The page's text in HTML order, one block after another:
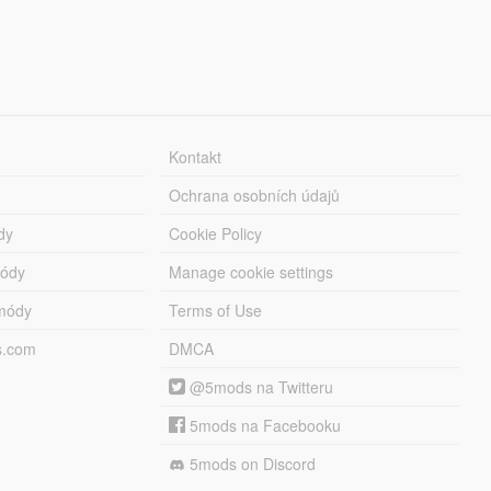
Kontakt
Ochrana osobních údajů
Cookie Policy
Manage cookie settings
Terms of Use
DMCA
@5mods na Twitteru
5mods na Facebooku
5mods on Discord